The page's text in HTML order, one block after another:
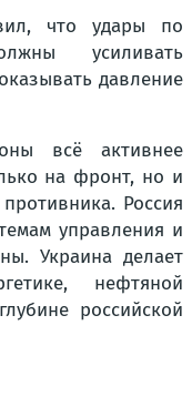
что удары по
усиливать
давление
всё активнее
на фронт, но и
Россия
управления и
Украина делает
нефтяной
российской